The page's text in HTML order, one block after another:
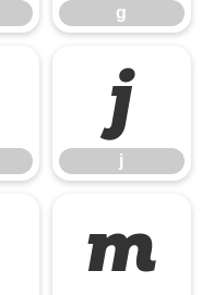
g
j
j
m